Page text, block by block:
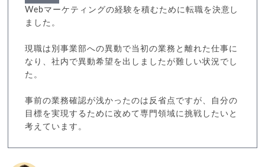
Webマーケティングの経験を積むために転職を決意し
ました。
現職は別事業部への異動で当初の業務と離れた仕事に
なり、社内で異動希望を出しましたが難しい状況でし
た。
事前の業務確認が浅かったのは反省点ですが、自分の
目標を実現するために改めて専門領域に挑戦したいと
考えています。